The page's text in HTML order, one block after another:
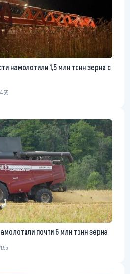
намолотили 1,5 млн тонн зерна с
почти 6 млн тонн зерна